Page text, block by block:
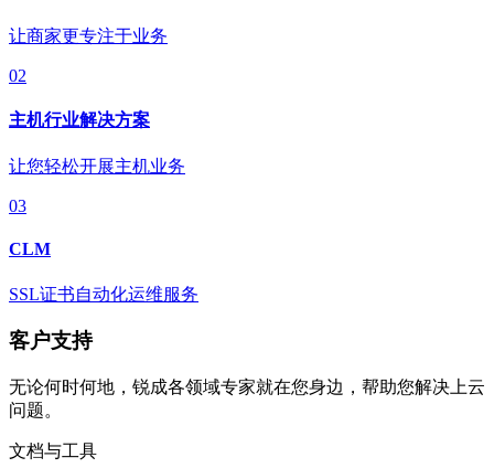
让商家更专注于业务
02
主机行业解决方案
让您轻松开展主机业务
03
CLM
SSL证书自动化运维服务
客户支持
无论何时何地，锐成各领域专家就在您身边，帮助您解决上云
问题。
文档与工具